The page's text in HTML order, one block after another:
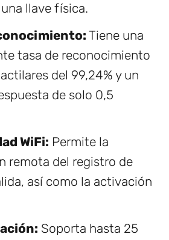
llave física.
Tiene una
tasa de reconocimiento
del 99,24% y un
de solo 0,5
WiFi: Permite la
remota del registro de
así como la activación
Soporta hasta 25